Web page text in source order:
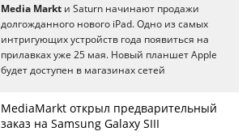
Media Markt и Saturn начинают продажи
долгожданного нового iPad. Одно из самых
интригующих устройств года появиться на
прилавках уже 25 мая. Новый планшет Apple
будет доступен в магазинах сетей
MediaMarkt открыл предварительный
заказ на Samsung Galaxy SIII